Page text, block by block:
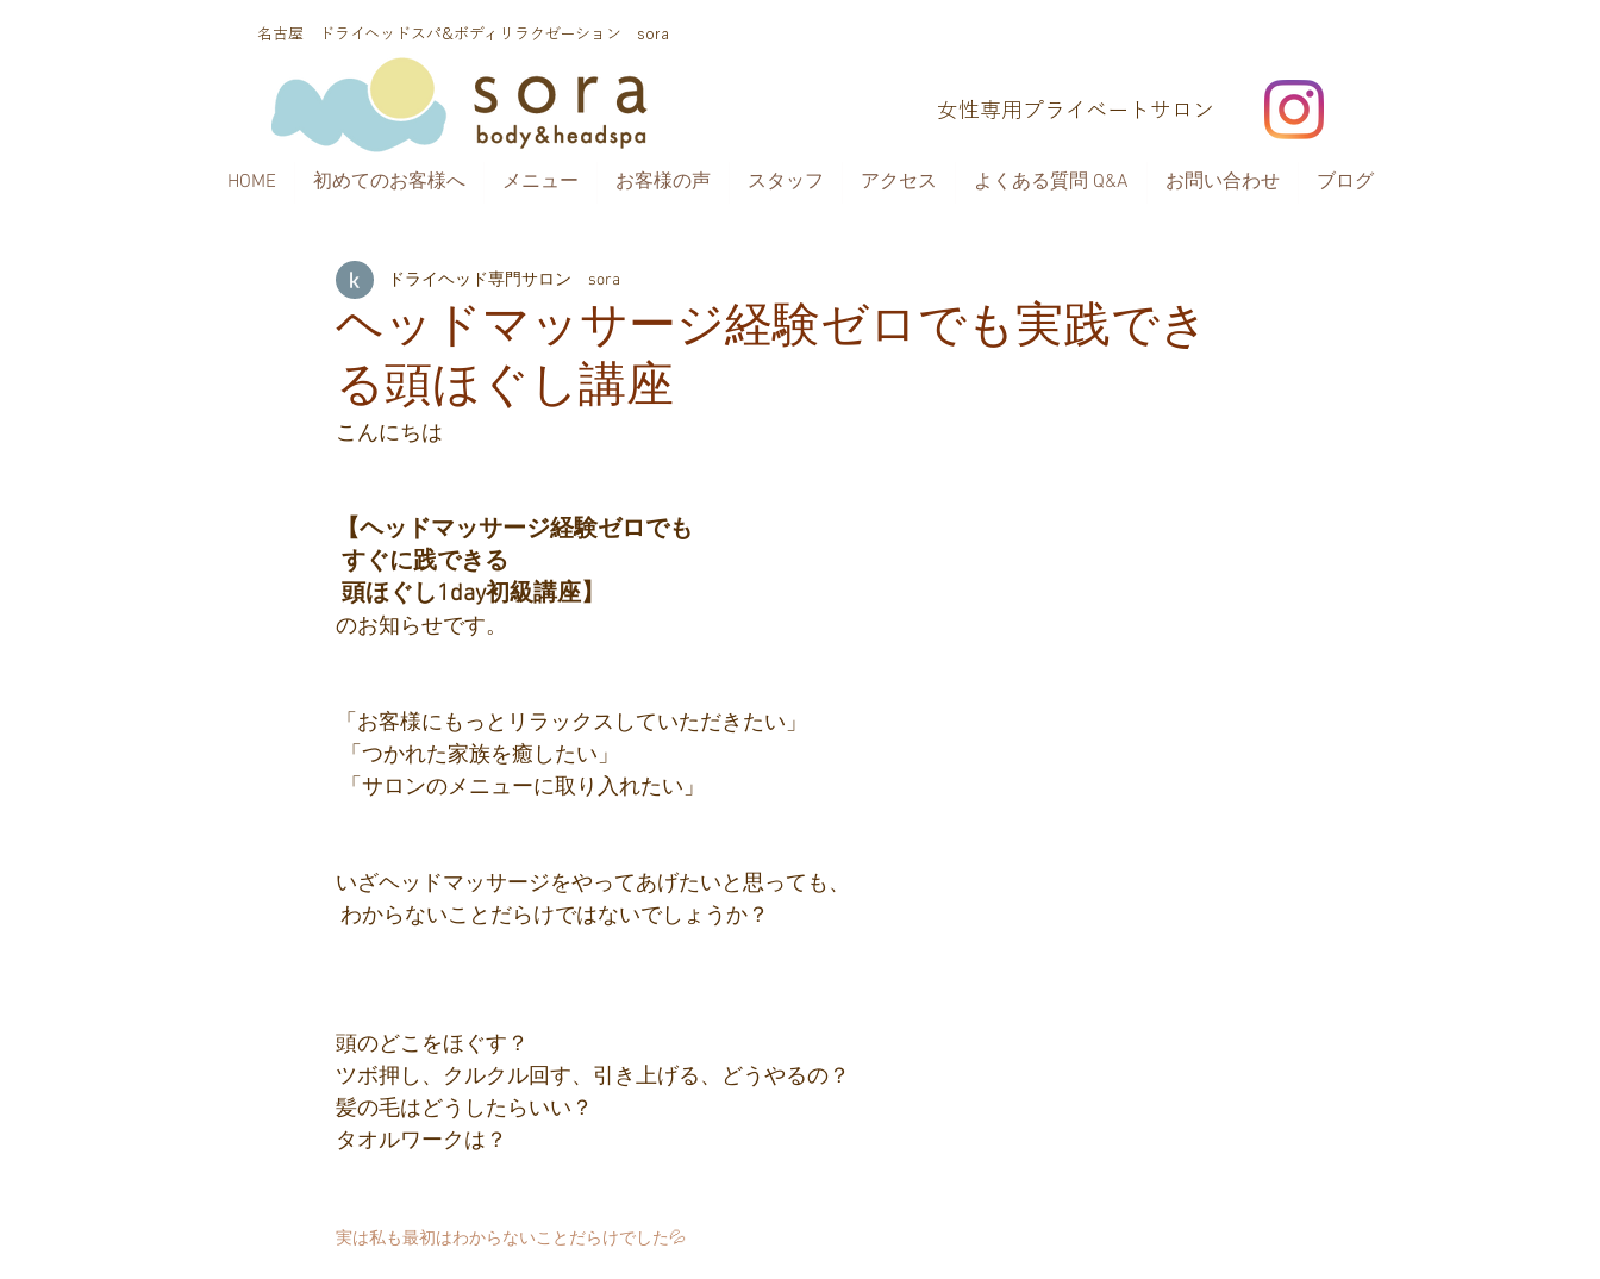
​名古屋 ドライヘッドスパ&ボディリラクゼーション sora
​女性専用プライベートサロン
HOME 初めてのお客様へ メニュー お客様の声 スタッフ アクセス よくある質問 Q&A お問い合わせ ブログ
ヘッドマッサージ経験ゼロでも実践でき
る頭ほぐし講座
ドライヘッド専門サロン sora
こんにちは
【ヘッドマッサージ経験ゼロでも
すぐに践できる
頭ほぐし1day初級講座】
のお知らせです。
「お客様にもっとリラックスしていただきたい」
「つかれた家族を癒したい」
「サロンのメニューに取り入れたい」
いざヘッドマッサージをやってあげたいと思っても、
わからないことだらけではないでしょうか？
頭のどこをほぐす？
ツボ押し、クルクル回す、引き上げる、どうやるの？
髪の毛はどうしたらいい？
タオルワークは？
実は私も最初はわからないことだらけでした💦